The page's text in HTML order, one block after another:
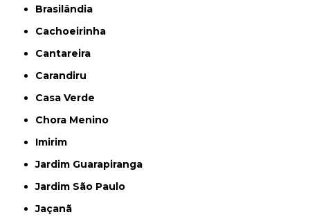
Brasilândia
Cachoeirinha
Cantareira
Carandiru
Casa Verde
Chora Menino
Imirim
Jardim Guarapiranga
Jardim São Paulo
Jaçanã